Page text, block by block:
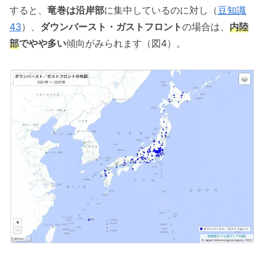
すると、 竜巻は沿岸部に集中しているのに対し（豆知識
43）、 ダウンバースト・ガストフロントの場合は、 内陸
部でやや多い傾向がみられます（図4）。